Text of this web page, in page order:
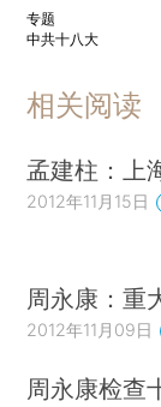
专题
中共十八大
相关阅读
孟建柱：上
2012年11月15日
周永康：重
2012年11月09日
周永康检查